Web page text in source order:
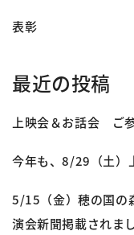
表彰
最近の投稿
上映会＆お話会 ご
今年も、8/29（土）
5/15（金）穂の国の
演会新聞掲載されま